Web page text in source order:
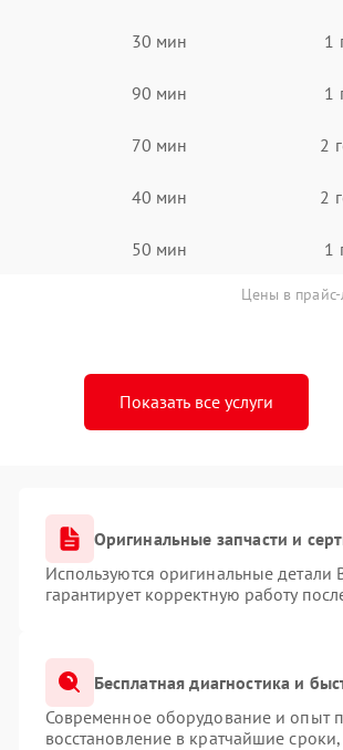
30 мин 1
90 мин 1
70 мин 2
40 мин 2
50 мин 1
Цены в прайс-
Показать все услуги
Оригинальные запчасти и
Используются оригинальные
гарантирует корректную работу
Бесплатная диагностика и
Современное оборудование и опыт
восстановление в кратчайшие